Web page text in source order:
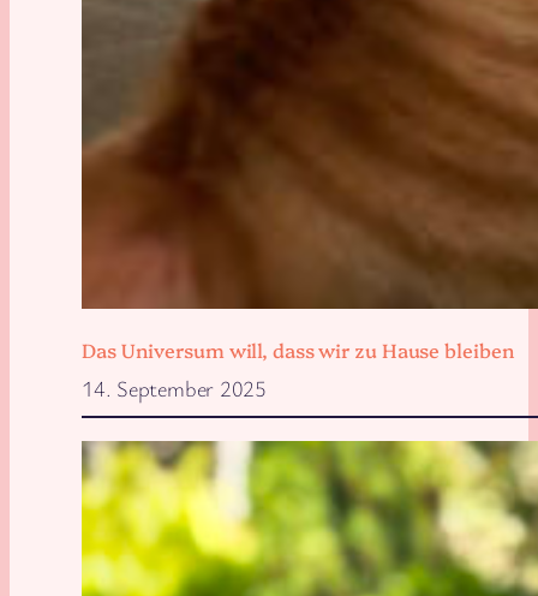
Das Universum will, dass wir zu Hause bleiben
14. September 2025